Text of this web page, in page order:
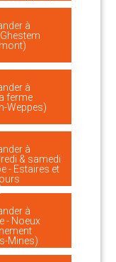
à
Ghestem
à
ferme
Weppes)
à
& samedi
- Estaires et
à
- Noeux
Mines)